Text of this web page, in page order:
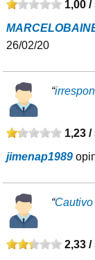
1,00 /
26/02/20
“
1,23 /
jimenap1989
“Cautivo
2,33 /